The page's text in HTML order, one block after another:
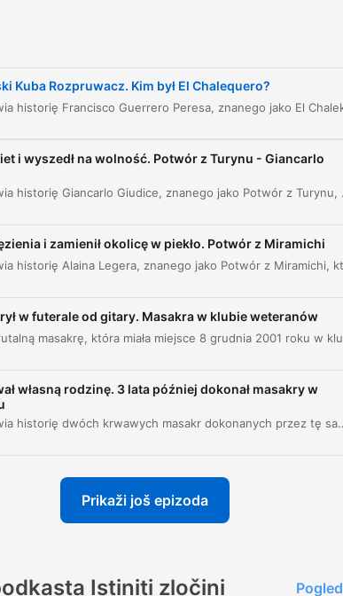
Dzieciństwo i trudne warunki rodzinne
Życie w Meksyku i życie prywatne
Charakterystyka osobowości i styl życia
Pochodzenie pseudonimu El Chalekero
Profilowanie kryminalistyczne według
Relacja ocalałej ofiary, Lorenzy Urrutii
Proces i interwencja Porfirio Diaza
Ponowne aresztowanie i śmierć Antoniny
Drugi proces i wyrok śmierci
Kuba Rozpruwacz. Kim był El Chalequero?
i wyszedł na wolność. Potwór z Turynu - Giancarlo
Odcinek przedstawia historię Giancarlo Giudice, znanego jako Potwór z
i zamienił okolicę w piekło. Potwór z Miramichi
w futerale od gitary. Masakra w klubie weteranów
własną rodzinę. 3 lata później dokonał masakry w
Odcinek przedstawia historię dwóch krwawych masakr dokonanych przez tę samą osobę: Adrogo, syna Urwinio, znanego później jako William Unek. Pierwsza zbrodnia miała miejsce w 1954 roku w Kongu Belgijskim, gdzie sprawca wymordował 20 członków swojej rodziny z powodu rzekomego
Prikaži još epizoda
Istiniti zločini